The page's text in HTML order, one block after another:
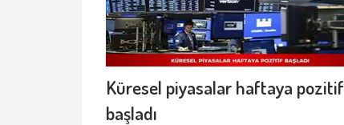
Küresel piyasalar haftaya pozitif
başladı